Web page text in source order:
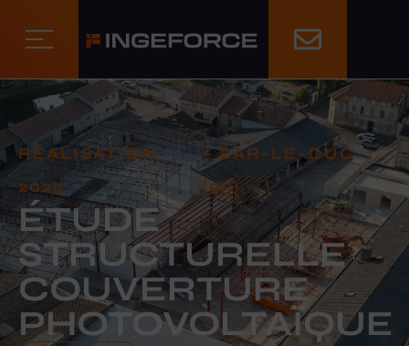
RÉALISATION
2025
– BAR-LE-DUC
(55)
ÉTUDE
STRUCTURELLE
COUVERTURE
PHOTOVOLTAÏQUE